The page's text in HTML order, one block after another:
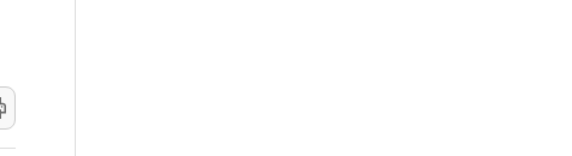
·태양광주↑ VS 트레이드데스크·웬디스↓